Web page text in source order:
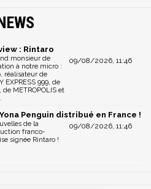
: Rintaro
09/08/2026, 11:46
monsieur de
à notre micro :
réalisateur de
EXPRESS 999, de
de METROPOLIS et
Penguin distribué en France !
09/08/2026, 11:46
de la
franco-
signée Rintaro !